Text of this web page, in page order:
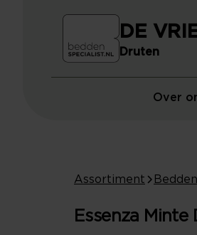
Over
DE
Druten
Assortiment
Essenza